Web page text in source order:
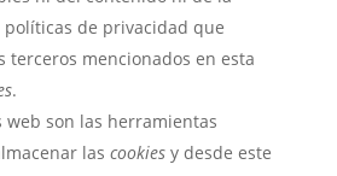
de privacidad que
terceros mencionados en esta
.
web son las herramientas
las cookiesy desde este